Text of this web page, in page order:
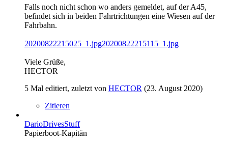
Falls noch nicht schon wo anders gemeldet, auf der A45,
befindet sich in beiden Fahrtrichtungen eine Wiesen auf der
Fahrbahn.
20200822215025_1.jpg20200822215115_1.jpg
Viele Grüße,
HECTOR
5 Mal editiert, zuletzt von HECTOR (23. August 2020)
Zitieren
DarioDrivesStuff
Papierboot-Kapitän